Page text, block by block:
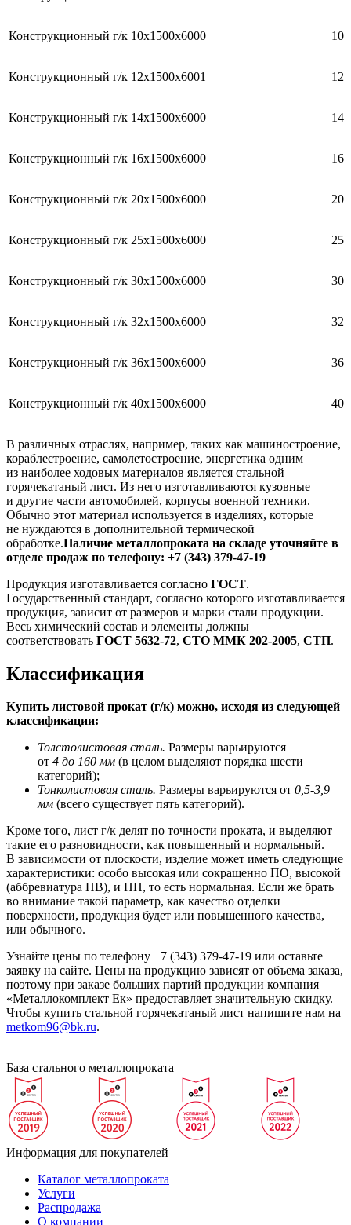
Конструкционный г/к 10x1500x6000 10
Конструкционный г/к 12x1500x6001 12
Конструкционный г/к 14x1500x6000 14
Конструкционный г/к 16x1500x6000 16
Конструкционный г/к 20x1500x6000 20
Конструкционный г/к 25x1500x6000 25
Конструкционный г/к 30x1500x6000 30
Конструкционный г/к 32x1500x6000 32
Конструкционный г/к 36x1500x6000 36
Конструкционный г/к 40x1500x6000 40
В различных отраслях, например, таких как машиностроение,
кораблестроение, самолетостроение, энергетика одним
из наиболее ходовых материалов является стальной
горячекатаный лист. Из него изготавливаются кузовные
и другие части автомобилей, корпусы военной техники.
Обычно этот материал используется в изделиях, которые
не нуждаются в дополнительной термической
обработке.Наличие металлопроката на складе уточняйте в
отделе продаж по телефону: +7 (343) 379-47-19
Продукция изготавливается согласно ГОСТ.
Государственный стандарт, согласно которого изготавливается
продукция, зависит от размеров и марки стали продукции.
Весь химический состав и элементы должны
соответствовать ГОСТ 5632-72, СТО ММК 202-2005, СТП.
Классификация
Купить листовой прокат (г/к) можно, исходя из следующей
классификации:
Толстолистовая сталь. Размеры варьируются
от 4 до 160 мм (в целом выделяют порядка шести
категорий);
Тонколистовая сталь. Размеры варьируются от 0,5-3,9
мм (всего существует пять категорий).
Кроме того, лист г/к делят по точности проката, и выделяют
такие его разновидности, как повышенный и нормальный.
В зависимости от плоскости, изделие может иметь следующие
характеристики: особо высокая или сокращенно ПО, высокой
(аббревиатура ПВ), и ПН, то есть нормальная. Если же брать
во внимание такой параметр, как качество отделки
поверхности, продукция будет или повышенного качества,
или обычного.
Узнайте цены по телефону +7 (343) 379-47-19 или оставьте
заявку на сайте. Цены на продукцию зависят от объема заказа,
поэтому при заказе больших партий продукции компания
«Металлокомплект Ек» предоставляет значительную скидку.
Чтобы купить стальной горячекатаный лист напишите нам на
metkom96@bk.ru.
База стального металлопроката
Информация для покупателей
Каталог металлопроката
Услуги
Распродажа
О компании